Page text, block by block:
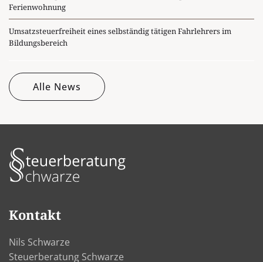
Ferienwohnung
Umsatzsteuerfreiheit eines selbständig tätigen Fahrlehrers im
Bildungsbereich
Alle News
Kontakt
Nils Schwarze
Steuerberatung Schwarze